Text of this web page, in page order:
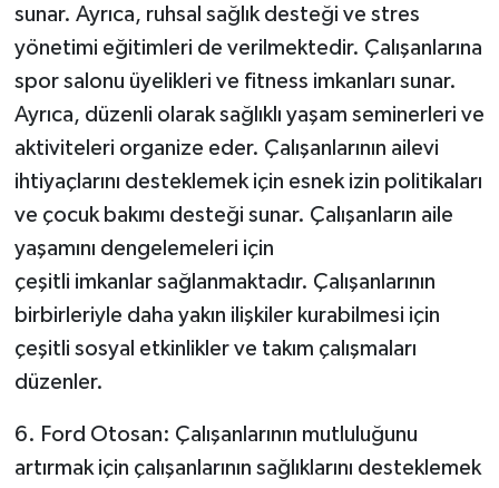
sunar. Ayrıca, ruhsal sağlık desteği ve stres
yönetimi eğitimleri de verilmektedir. Çalışanlarına
spor salonu üyelikleri ve fitness imkanları sunar.
Ayrıca, düzenli olarak sağlıklı yaşam seminerleri ve
aktiviteleri organize eder. Çalışanlarının ailevi
ihtiyaçlarını desteklemek için esnek izin politikaları
ve çocuk bakımı desteği sunar. Çalışanların aile
yaşamını dengelemeleri için
çeşitli imkanlar sağlanmaktadır. Çalışanlarının
birbirleriyle daha yakın ilişkiler kurabilmesi için
çeşitli sosyal etkinlikler ve takım çalışmaları
düzenler.
6. Ford Otosan: Çalışanlarının mutluluğunu
artırmak için çalışanlarının sağlıklarını desteklemek